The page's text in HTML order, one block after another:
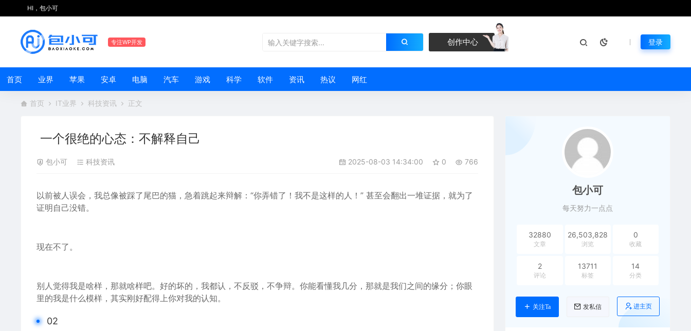
HI，包小可
专注WP开发 创作中心 登录
首页 业界 苹果 安卓 电脑 汽车 游戏 科学 软件 资讯 热议 网红
首页 IT业界 科技资讯 正文
一个很绝的心态：不解释自己
包小可 科技资讯 2025-08-03 14:34:00 0 766
以前被人误会，我总像被踩了尾巴的猫 ，急着跳起来辩解：“你弄错了！我不是这样的人 ！” 甚至会翻出一堆证据，就为了
证明自己没错。
现在不了。
别人觉得我是啥样，那就啥样吧。好的坏的，我都认，不反驳，不争辩。你能看懂我几分，那就是我们之间的缘分；你眼
里的我是什么模样，其实刚好配得上你对我的认知。
02
包小可
每天努力一点点
32880
文章
26,503,828
浏览
0
收藏
2
评论
13711
标签
14
分类
关注Ta 发私信 进主页